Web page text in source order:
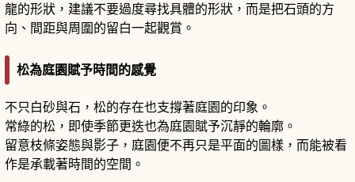
龍的形狀，建議不要過度尋找具體的形狀，而是把石頭的方
向、間距與周圍的留白一起觀賞。
松為庭園賦予時間的感覺
不只白砂與石，松的存在也支撐著庭園的印象。
常綠的松，即使季節更迭也為庭園賦予沉靜的輪廓。
留意枝條姿態與影子，庭園便不再只是平面的圖樣，而能被看
作是承載著時間的空間。